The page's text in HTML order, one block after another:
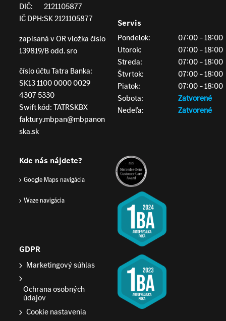
DIČ:
2121105877
IČ DPH:SK 2121105877
zapísaná v OR vložka číslo
139819/B odd. sro
číslo účtu Tatra Banka:
SK13 1100 0000 0029
4307 5330
Swift kód: TATRSKBX
faktury.mbpan@mbpanon
ska.sk
Servis
Pondelok:
07:00 – 18:00
Utorok:
07:00 – 18:00
Streda:
07:00 – 18:00
Štvrtok:
07:00 – 18:00
Piatok:
07:00 – 18:00
Sobota:
Zatvorené
Nedeľa:
Zatvorené
Kde nás nájdete?
Google Maps navigácia
Waze navigácia
GDPR
Marketingový súhlas
Ochrana osobných
údajov
Cookie nastavenia